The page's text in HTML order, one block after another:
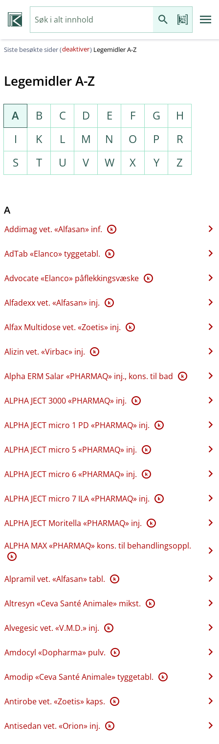
Siste besøkte sider (deaktiver) Legemidler A-Z
Legemidler A-Z
A B C D E F G
H
I
K L M N O P
R
S
T U V W X Y Z
A
Addimag vet. «Alfasan» inf. K
AdTab «Elanco» tyggetabl. K
Advocate «Elanco» påflekkingsvæske K
Alfadexx vet. «Alfasan» inj. K
Alfax Multidose vet. «Zoetis» inj. K
Alizin vet. «Virbac» inj. K
Alpha ERM Salar «PHARMAQ» inj., kons. til bad K
ALPHA JECT 3000 «PHARMAQ» inj. K
ALPHA JECT micro 1 PD «PHARMAQ» inj. K
ALPHA JECT micro 5 «PHARMAQ» inj. K
ALPHA JECT micro 6 «PHARMAQ» inj. K
ALPHA JECT micro 7 ILA «PHARMAQ» inj. K
ALPHA JECT Moritella «PHARMAQ» inj. K
ALPHA MAX «PHARMAQ» kons. til behandlingsoppl.
K
Alpramil vet. «Alfasan» tabl. K
Altresyn «Ceva Santé Animale» mikst. K
Alvegesic vet. «V.M.D.» inj. K
Amdocyl «Dopharma» pulv. K
Amodip «Ceva Santé Animale» tyggetabl. K
Antirobe vet. «Zoetis» kaps. K
Antisedan vet. «Orion» inj. K